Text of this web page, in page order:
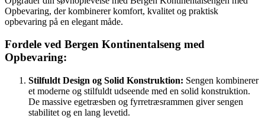
Opbevaring, der kombinerer komfort, kvalitet og praktisk
opbevaring på en elegant måde.
Fordele ved Bergen Kontinentalseng med
Opbevaring:
Stilfuldt Design og Solid Konstruktion: Sengen kombinerer
et moderne og stilfuldt udseende med en solid konstruktion.
De massive egetræsben og fyrretræsrammen giver sengen
stabilitet og en lang levetid.